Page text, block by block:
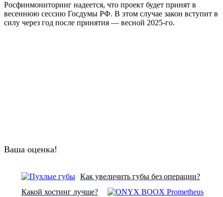
Росфинмониторинг надеется, что проект будет принят в
весеннюю сессию Госдумы РФ. В этом случае закон вступит в
силу через год после принятия — весной 2025-го.
Ваша оценка!
Как увеличить губы без операции?
Какой хостинг лучше?